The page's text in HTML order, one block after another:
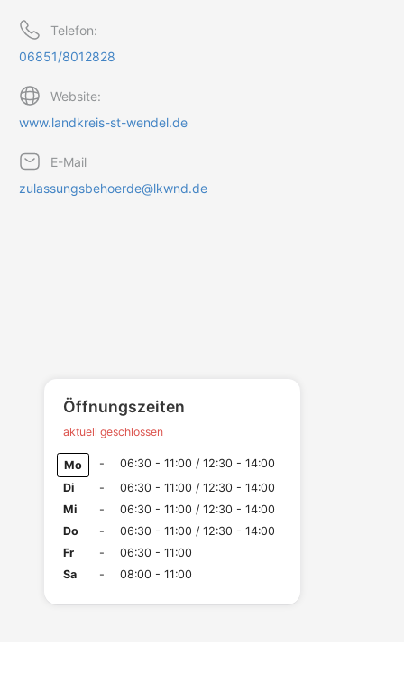
Telefon:
06851/8012828
Website:
www.landkreis-st-wendel.de
E-Mail
zulassungsbehoerde@lkwnd.de
Öffnungszeiten
aktuell geschlossen
Mo -
06:30 - 11:00 / 12:30 - 14:00
Di
-
06:30 - 11:00 / 12:30 - 14:00
Mi
-
06:30 - 11:00 / 12:30 - 14:00
Do
-
06:30 - 11:00 / 12:30 - 14:00
Fr
-
06:30 - 11:00
Sa
- 08:00 - 11:00